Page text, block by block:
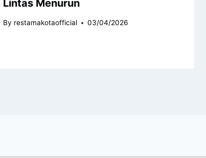
Lintas Menurun
By restamakotaofficial 03/04/2026